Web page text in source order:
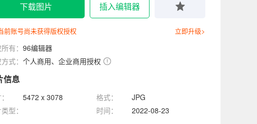
下载图片 插入编辑器
前账号尚未获得版权授权 立即升级>
有： 96编辑器
式： 个人商用、企业商用授权
信息
5472 x 3078 格式：
JPG
型：
时间： 2022-08-23